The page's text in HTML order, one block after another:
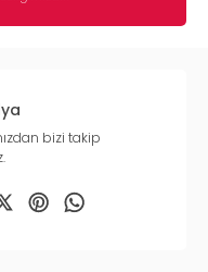
bizi takip